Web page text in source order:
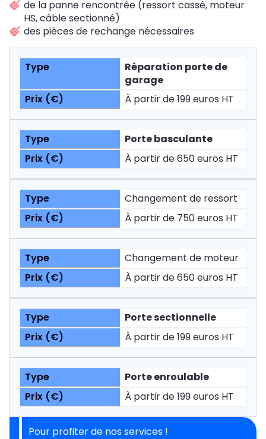
de la panne rencontrée (ressort cassé, moteur
HS, câble sectionné)
des pièces de rechange nécessaires
Réparation porte de
garage
À partir de 199 euros HT
Porte basculante
À partir de 650 euros HT
Changement de ressort
À partir de 750 euros HT
Changement de moteur
À partir de 650 euros HT
Porte sectionnelle
À partir de 199 euros HT
Porte enroulable
À partir de 199 euros HT
Pour profiter de nos services !